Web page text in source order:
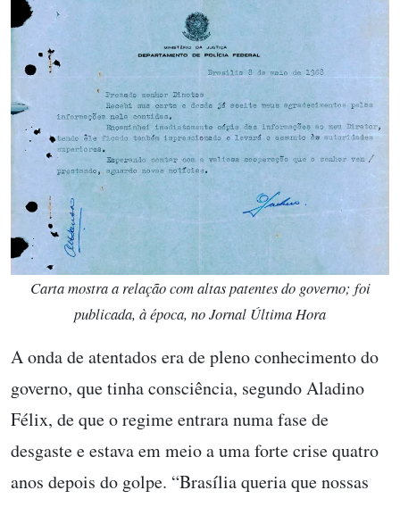
Carta mostra a relação com altas patentes do governo; foi
publicada, à época, no Jornal Última Hora
A onda de atentados era de pleno conhecimento do
governo, que tinha consciência, segundo Aladino
Félix, de que o regime entrara numa fase de
desgaste e estava em meio a uma forte crise quatro
anos depois do golpe. “Brasília queria que nossas